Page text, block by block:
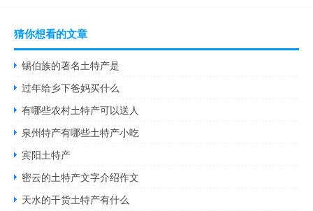
猜你想看的文章
锡伯族的著名土特产是
过年给乡下爸妈买什么
有哪些农村土特产可以送人
泉州特产有哪些土特产小吃
宾阳土特产
密云的土特产文字介绍作文
天水的干货土特产有什么